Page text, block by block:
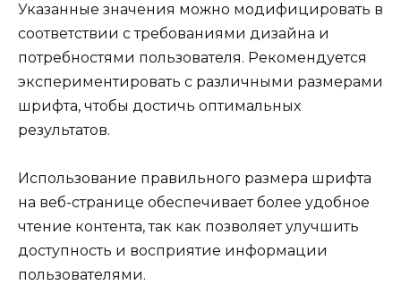
Указанные значения можно модифицировать в
соответствии с требованиями дизайна и
потребностями пользователя. Рекомендуется
экспериментировать с различными размерами
шрифта, чтобы достичь оптимальных
результатов.
Использование правильного размера шрифта
на веб-странице обеспечивает более удобное
чтение контента, так как позволяет улучшить
доступность и восприятие информации
пользователями.